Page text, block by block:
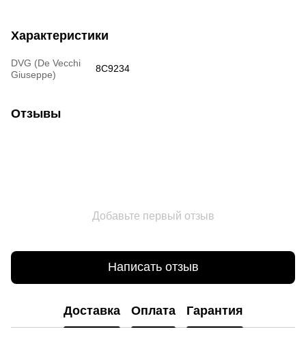
Характеристики
DVG (De Vecchi
Giuseppe)
8C9234
Отзывы
Добавьте первый отзыв
Написать отзыв
Доставка Оплата Гарантия